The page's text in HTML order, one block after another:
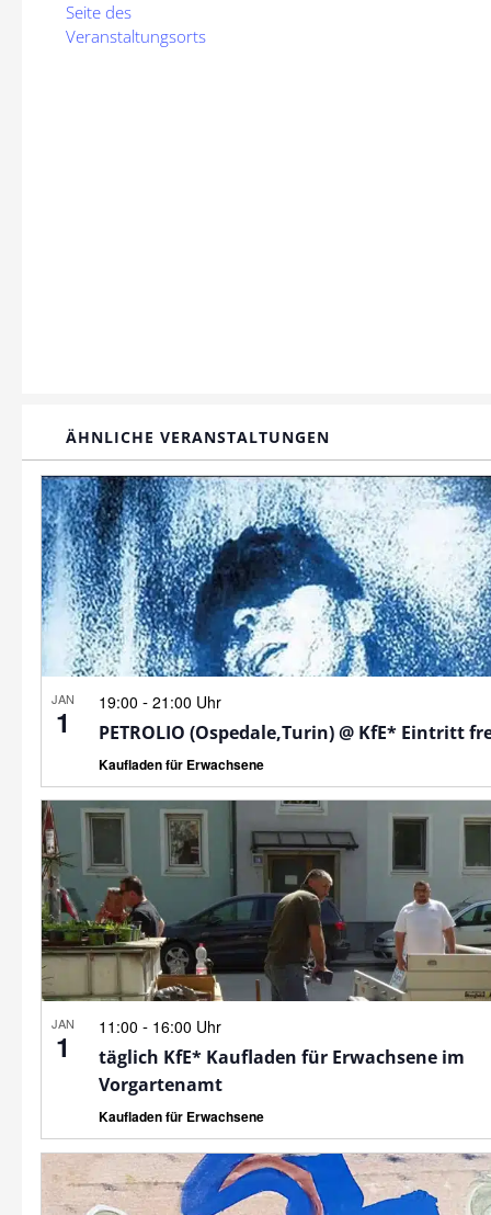
Seite des
Veranstaltungsorts
ÄHNLICHE VERANSTALTUNGEN
JAN
1
19:00 - 21:00 Uhr
PETROLIO (Ospedale,Turin) @ KfE* Eintritt
Kaufladen für Erwachsene
JAN
1
11:00 - 16:00 Uhr
täglich KfE* Kaufladen für Erwachsene im
Vorgartenamt
Kaufladen für Erwachsene